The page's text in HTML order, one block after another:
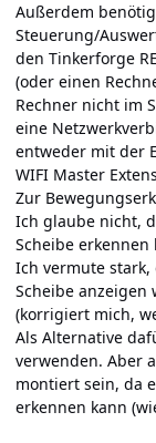
Außerdem
Steuerung/
den Tinkerforge
(oder einen
Rechner nicht im
eine
entweder mit der
WIFI Master
Zur
Ich glaube nicht,
Scheibe erkennen
Ich vermute
Scheibe anzeigen
(korrigiert mich,
Als Alternative
verwenden. Aber
montiert sein, da
erkennen kann